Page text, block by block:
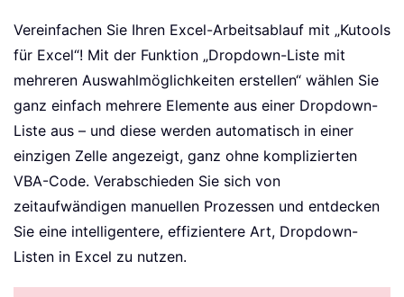
Vereinfachen Sie Ihren Excel-Arbeitsablauf mit „Kutools
für Excel“! Mit der Funktion „Dropdown-Liste mit
mehreren Auswahlmöglichkeiten erstellen“ wählen Sie
ganz einfach mehrere Elemente aus einer Dropdown-
Liste aus – und diese werden automatisch in einer
einzigen Zelle angezeigt, ganz ohne komplizierten
VBA-Code. Verabschieden Sie sich von
zeitaufwändigen manuellen Prozessen und entdecken
Sie eine intelligentere, effizientere Art, Dropdown-
Listen in Excel zu nutzen.